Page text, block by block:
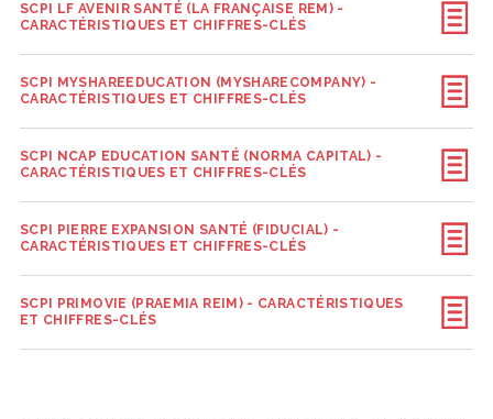
SCPI LF AVENIR SANTÉ (LA FRANÇAISE REM) -
CARACTÉRISTIQUES ET CHIFFRES-CLÉS
SCPI MYSHAREEDUCATION (MYSHARECOMPANY) -
CARACTÉRISTIQUES ET CHIFFRES-CLÉS
SCPI NCAP EDUCATION SANTÉ (NORMA CAPITAL) -
CARACTÉRISTIQUES ET CHIFFRES-CLÉS
SCPI PIERRE EXPANSION SANTÉ (FIDUCIAL) -
CARACTÉRISTIQUES ET CHIFFRES-CLÉS
SCPI PRIMOVIE (PRAEMIA REIM) - CARACTÉRISTIQUES
ET CHIFFRES-CLÉS